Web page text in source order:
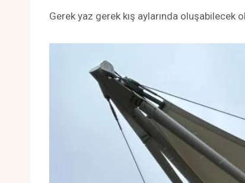
Gerek yaz gerek kış aylarında oluşabilecek